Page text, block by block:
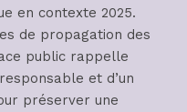
en contexte 2025.
de propagation des
public rappelle
et d’un
préserver une